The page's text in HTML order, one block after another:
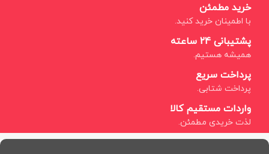
خرید مطمئن
با اطمینان خرید کنید.
پشتیبانی 24 ساعته
همیشه هستیم.
پرداخت سریع
پرداخت شتابی.
واردات مستقیم کالا
لذت خریدی مطمئن.